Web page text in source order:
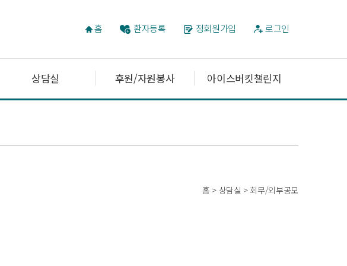
홈 환자등록 정회원가입 로그인
상담실 후원/자원봉사 아이스버킷챌린지
홈 > 상담실 > 회무/외부공모